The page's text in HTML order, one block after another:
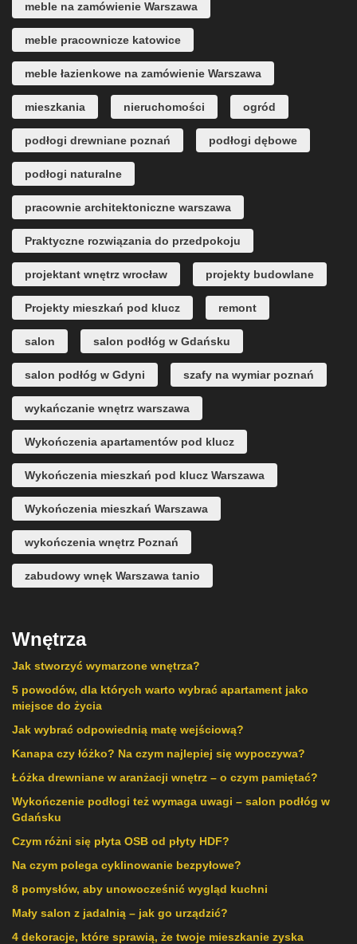
meble na zamówienie Warszawa
meble pracownicze katowice
meble łazienkowe na zamówienie Warszawa
mieszkania nieruchomości ogród
podłogi drewniane poznań podłogi dębowe
podłogi naturalne
pracownie architektoniczne warszawa
Praktyczne rozwiązania do przedpokoju
projektant wnętrz wrocław projekty budowlane
Projekty mieszkań pod klucz remont
salon salon podłóg w Gdańsku
salon podłóg w Gdyni szafy na wymiar poznań
wykańczanie wnętrz warszawa
Wykończenia apartamentów pod klucz
Wykończenia mieszkań pod klucz Warszawa
Wykończenia mieszkań Warszawa
wykończenia wnętrz Poznań
zabudowy wnęk Warszawa tanio
Wnętrza
Jak stworzyć wymarzone wnętrza?
5 powodów, dla których warto wybrać apartament jako
miejsce do życia
Jak wybrać odpowiednią matę wejściową?
Kanapa czy łóżko? Na czym najlepiej się wypoczywa?
Łóżka drewniane w aranżacji wnętrz – o czym pamiętać?
Wykończenie podłogi też wymaga uwagi – salon podłóg w
Gdańsku
Czym różni się płyta OSB od płyty HDF?
Na czym polega cyklinowanie bezpyłowe?
8 pomysłów, aby unowocześnić wygląd kuchni
Mały salon z jadalnią – jak go urządzić?
4 dekoracje, które sprawią, że twoje mieszkanie zyska